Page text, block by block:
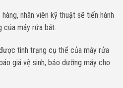
nhân viên kỹ thuật sẽ tiến hành
của máy rửa bát.
tình trạng cụ thể của máy rửa
giá vệ sinh, bảo dưỡng máy cho